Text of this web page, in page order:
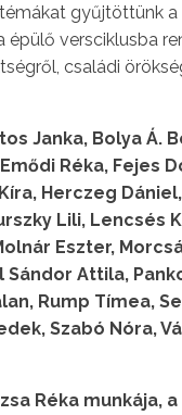
gyűjtöttünk a
versciklusba
családi
Janka, Bolya Á.
Réka, Fejes
Herczeg
Lili, Lencsés
Eszter,
Sándor Attila,
Rump Tímea,
Szabó Nóra,
Réka munkája, a